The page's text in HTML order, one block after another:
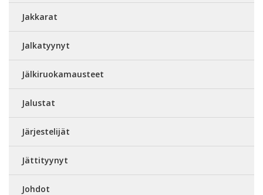
Jakkarat
Jalkatyynyt
Jälkiruokamausteet
Jalustat
Järjestelijät
Jättityynyt
Johdot